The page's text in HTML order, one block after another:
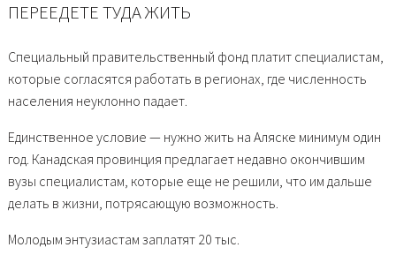
ПЕРЕЕДЕТЕ ТУДА ЖИТЬ
Специальный правительственный фонд платит специалистам,
которые согласятся работать в регионах, где численность
населения неуклонно падает.
Единственное условие — нужно жить на Аляске минимум один
год. Канадская провинция предлагает недавно окончившим
вузы специалистам, которые еще не решили, что им дальше
делать в жизни, потрясающую возможность.
Молодым энтузиастам заплатят 20 тыс.